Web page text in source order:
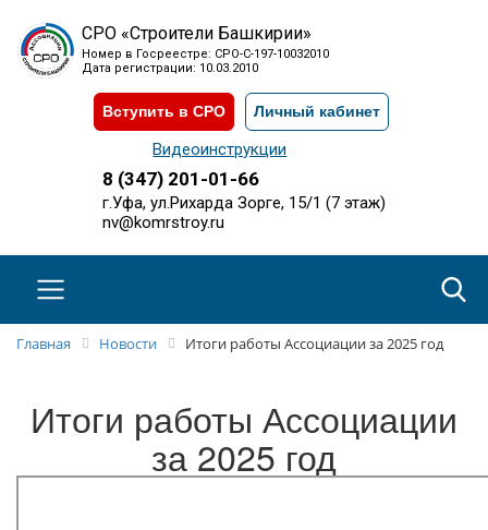
СРО «Строители Башкирии»
Номер в Госреестре: СРО-С-197-10032010
Дата регистрации: 10.03.2010
Вступить в СРО Личный кабинет
Видеоинструкции
8 (347) 201-01-66
г.Уфа, ул.Рихарда Зорге, 15/1 (7 этаж)
nv@komrstroy.ru
Главная Новости Итоги работы Ассоциации за 2025 год
Итоги работы Ассоциации
за 2025 год